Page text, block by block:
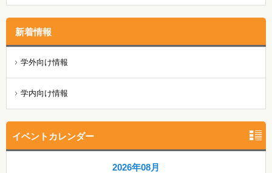
新着情報
学外向け情報
学内向け情報
イベントカレンダー
2026年08月